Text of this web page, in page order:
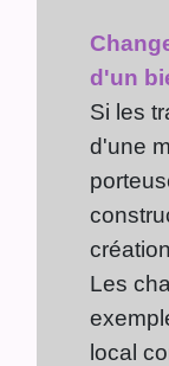
d'un
Si les
d'une
Les
local